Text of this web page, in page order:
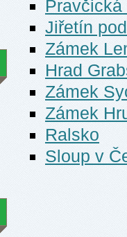
Pravčická
Jiřetín
Zámek
Hrad
Zámek
Zámek
Ralsko
Sloup v